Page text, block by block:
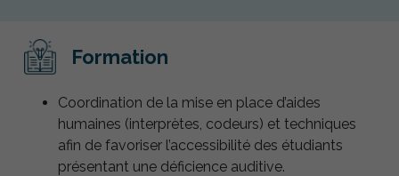
Formation
Coordination de la mise en place d’aides
humaines (interprètes, codeurs) et techniques
afin de favoriser l’accessibilité des étudiants
présentant une déficience auditive.